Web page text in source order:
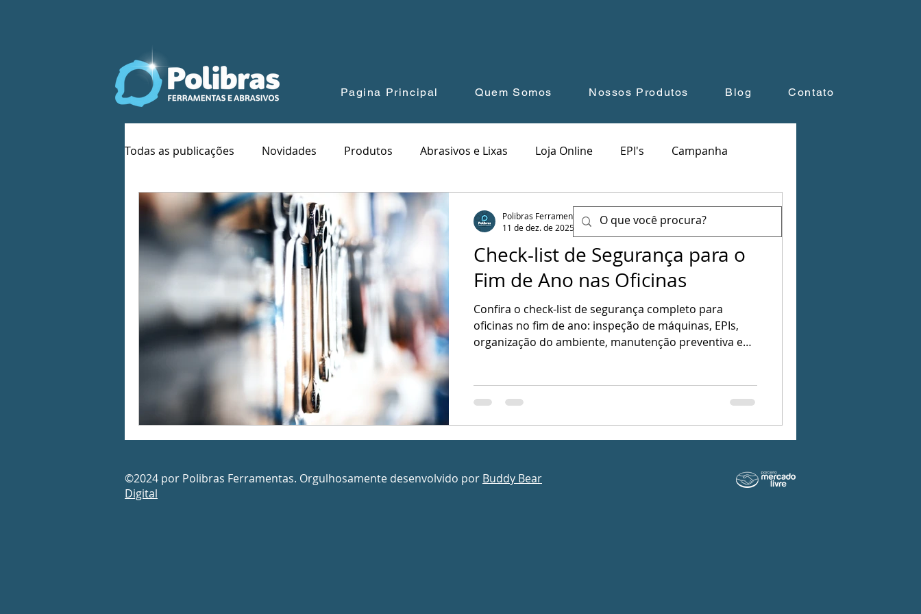
Pagina Principal Quem Somos Nossos Produtos Blog Contato
Todas as publicações Novidades Produtos Abrasivos e Lixas Loja Online EPI's Campanha
Soldas Norma NR6 Dicas de Segurança Parceiros
Check-list de Segurança para o
Fim de Ano nas Oficinas
Confira o check-list de segurança completo para
oficinas no fim de ano: inspeção de máquinas, EPIs,
organização do ambiente, manutenção preventiva e
Polibras Ferramentas
11 de dez. de 2025
3 min de leitura
©2024 por Polibras Ferramentas. Orgulhosamente desenvolvido por Buddy Bear
Digital